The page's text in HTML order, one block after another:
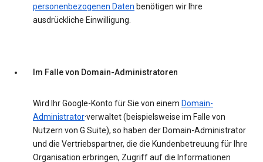
personenbezogenen Daten benötigen wir Ihre
ausdrückliche Einwilligung.
Im Falle von Domain-Administratoren
Wird Ihr Google-Konto für Sie von einem Domain-
Administrator·verwaltet (beispielsweise im Falle von
Nutzern von G Suite), so haben der Domain-Administrator
und die Vertriebspartner, die die Kundenbetreuung für Ihre
Organisation erbringen, Zugriff auf die Informationen